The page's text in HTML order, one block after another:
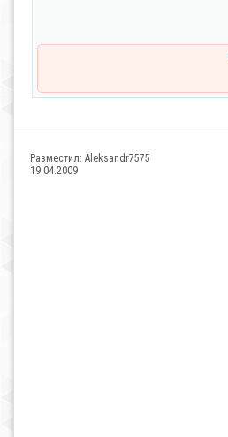
Разместил: Aleksandr7575
19.04.2009